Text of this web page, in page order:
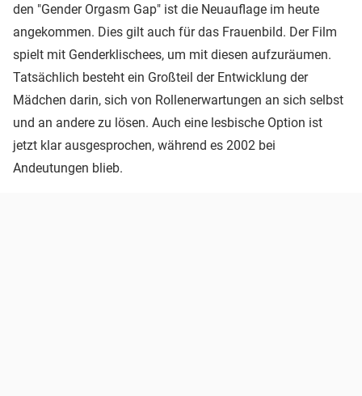
den "Gender Orgasm Gap" ist die Neuauflage im heute
angekommen. Dies gilt auch für das Frauenbild. Der Film
spielt mit Genderklischees, um mit diesen aufzuräumen.
Tatsächlich besteht ein Großteil der Entwicklung der
Mädchen darin, sich von Rollenerwartungen an sich selbst
und an andere zu lösen. Auch eine lesbische Option ist
jetzt klar ausgesprochen, während es 2002 bei
Andeutungen blieb.